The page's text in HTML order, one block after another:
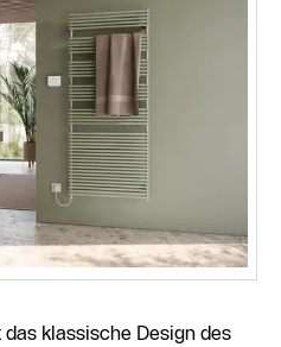
klassische Design des